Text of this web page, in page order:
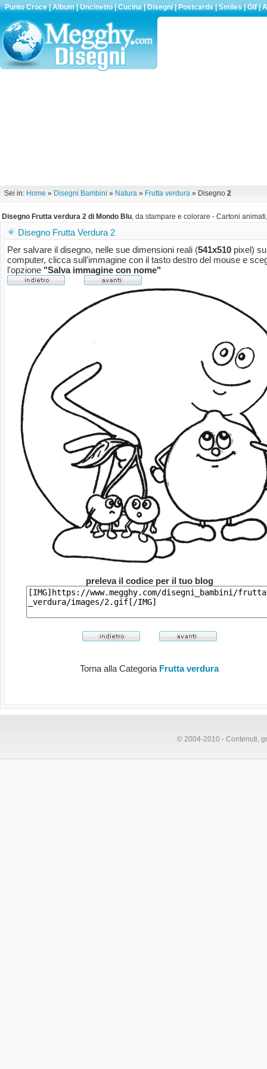
Punto Croce|Album|Uncinetto|Cucina|Disegni|Postcards|Smiles|Gif|
Sei in: Home » Disegni Bambini » Natura » Frutta verdura » Disegno 2
Disegno Frutta verdura 2 di Mondo Blu, da stampare e colorare - Cartoni
Disegno Frutta Verdura 2
Per salvare il disegno, nelle sue dimensioni reali (541x510 pixel)
computer, clicca sull'immagine con il tasto destro del mouse e
l'opzione "Salva immagine con nome"
preleva il codice per il tuo blog
Torna alla Categoria Frutta verdura
© 2004-2010 - Contenuti,